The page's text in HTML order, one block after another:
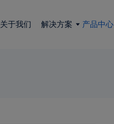
关于我们 解决方案 产品中心